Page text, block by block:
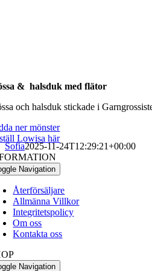
& halsduk med flätor
och halsduk stickade i
ner mönster
Lowisa här
Sofia2025-11-24T12:29:21+00:00
Navigation
Återförsäljare
Allmänna Villkor
Integritetspolicy
Om oss
Kontakta oss
Navigation